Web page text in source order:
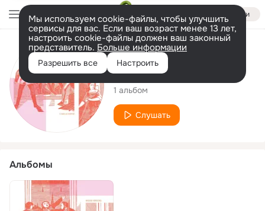
Войти
Мы используем cookie-файлы, чтобы улучшить
сервисы для вас. Если ваш возраст менее 13 лет,
настроить cookie-файлы должен ваш законный
представитель. Больше информации
Разрешить все Настроить
Исполнитель
Charlie Rayne
1 альбом
Слушать
Альбомы